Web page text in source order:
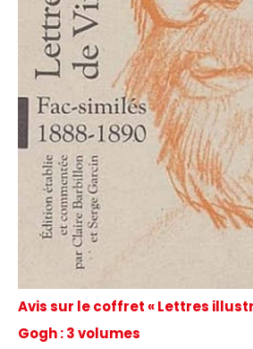
Avis sur le coffret « Lettres
Gogh : 3 volumes